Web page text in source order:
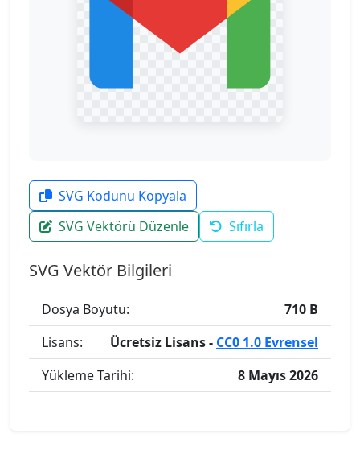
SVG Kodunu Kopyala
SVG Vektörü Düzenle
Sıfırla
SVG Vektör Bilgileri
Dosya Boyutu:
710 B
Lisans:
Ücretsiz Lisans - CC0 1.0 Evrensel
Yükleme Tarihi:
8 Mayıs 2026